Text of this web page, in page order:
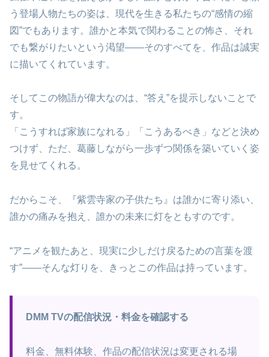
う登場人物たちの姿は、現代を生きる私たちの“感情の縮
図”でもあります。誰かと本気で関わることの怖さ、それ
でも繋がりたいという渇望——そのすべてを、作品は誠実
に描いてくれています。
そしてこの物語が偉大なのは、“答え”を提示しないことで
す。
「こうすれば家族になれる」「こうあるべき」などと決め
つけず、ただ、葛藤しながら一歩ずつ関係を築いていく姿
を見せてくれる。
だからこそ、『紫雲寺家の子供たち』は誰かに寄り添い、
誰かの痛みを抱え、誰かの未来に灯をともすのです。
“アニメを観たあと、現実に少しだけ戻るための言葉を渡
す”——そんな灯りを、きっとこの作品は持っています。
DMM TVの配信状況・料金を確認する
料金、無料体験、作品の配信状況は変更される場